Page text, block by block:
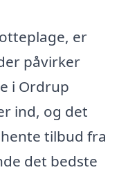
er
påvirker
i Ordrup
ind, og det
tilbud fra
det bedste